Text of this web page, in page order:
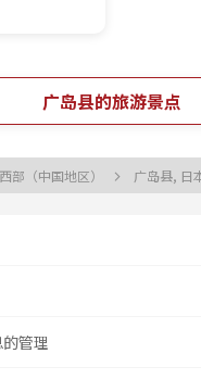
广岛县的旅游景点
部（中国地区） 广岛县, 日
管理